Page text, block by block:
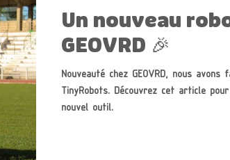
Un nouveau
GEOVRD 🎉
Nouveauté chez GEOVRD, nous
TinyRobots. Découvrez cet article
nouvel outil.